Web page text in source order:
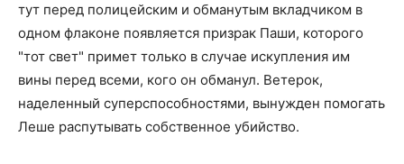
тут перед полицейским и обманутым вкладчиком в
одном флаконе появляется призрак Паши, которого
"тот свет" примет только в случае искупления им
вины перед всеми, кого он обманул. Ветерок,
наделенный суперспособностями, вынужден помогать
Леше распутывать собственное убийство.